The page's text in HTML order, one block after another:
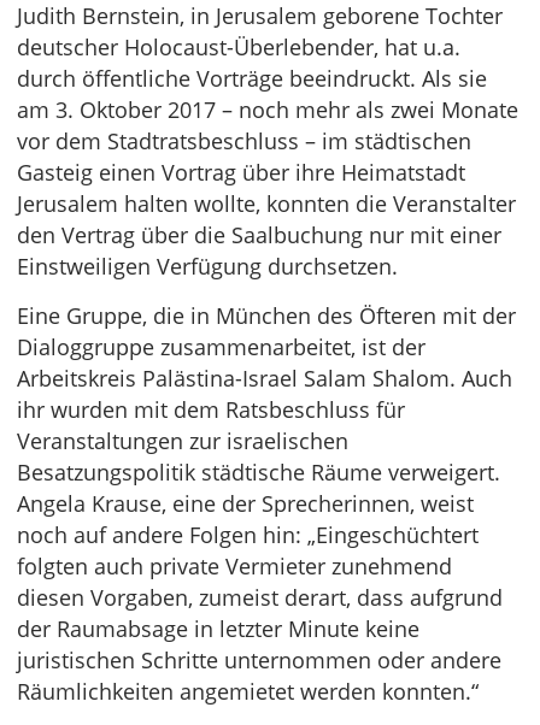
Judith Bernstein, in Jerusalem geborene Tochter
deutscher Holocaust-Überlebender, hat u.a.
durch öffentliche Vorträge beeindruckt. Als sie
am 3. Oktober 2017 – noch mehr als zwei Monate
vor dem Stadtratsbeschluss – im städtischen
Gasteig einen Vortrag über ihre Heimatstadt
Jerusalem halten wollte, konnten die Veranstalter
den Vertrag über die Saalbuchung nur mit einer
Einstweiligen Verfügung durchsetzen.
Eine Gruppe, die in München des Öfteren mit der
Dialoggruppe zusammenarbeitet, ist der
Arbeitskreis Palästina-Israel Salam Shalom. Auch
ihr wurden mit dem Ratsbeschluss für
Veranstaltungen zur israelischen
Besatzungspolitik städtische Räume verweigert.
Angela Krause, eine der Sprecherinnen, weist
noch auf andere Folgen hin: „Eingeschüchtert
folgten auch private Vermieter zunehmend
diesen Vorgaben, zumeist derart, dass aufgrund
der Raumabsage in letzter Minute keine
juristischen Schritte unternommen oder andere
Räumlichkeiten angemietet werden konnten.“